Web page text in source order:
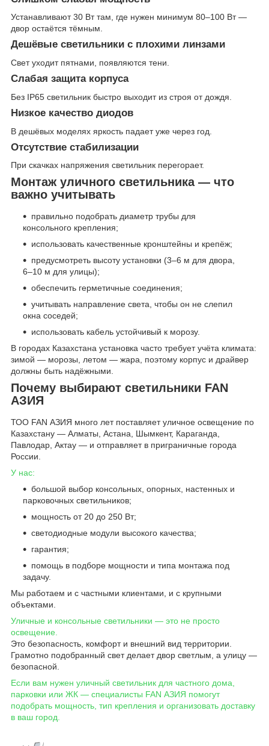
Устанавливают 30 Вт там, где нужен минимум 80–100 Вт —
двор остаётся тёмным.
Дешёвые светильники с плохими линзами
Свет уходит пятнами, появляются тени.
Слабая защита корпуса
Без IP65 светильник быстро выходит из строя от дождя.
Низкое качество диодов
В дешёвых моделях яркость падает уже через год.
Отсутствие стабилизации
При скачках напряжения светильник перегорает.
Монтаж уличного светильника — что
важно учитывать
правильно подобрать диаметр трубы для
консольного крепления;
использовать качественные кронштейны и крепёж;
предусмотреть высоту установки (3–6 м для двора,
6–10 м для улицы);
обеспечить герметичные соединения;
учитывать направление света, чтобы он не слепил
окна соседей;
использовать кабель устойчивый к морозу.
В городах Казахстана установка часто требует учёта климата:
зимой — морозы, летом — жара, поэтому корпус и драйвер
должны быть надёжными.
Почему выбирают светильники FAN
АЗИЯ
ТОО FAN АЗИЯ много лет поставляет уличное освещение по
Казахстану — Алматы, Астана, Шымкент, Караганда,
Павлодар, Актау — и отправляет в приграничные города
России.
У нас:
большой выбор консольных, опорных, настенных и
парковочных светильников;
мощность от 20 до 250 Вт;
светодиодные модули высокого качества;
гарантия;
помощь в подборе мощности и типа монтажа под
задачу.
Мы работаем и с частными клиентами, и с крупными
объектами.
Уличные и консольные светильники — это не просто
освещение.
Это безопасность, комфорт и внешний вид территории.
Грамотно подобранный свет делает двор светлым, а улицу —
безопасной.
Если вам нужен уличный светильник для частного дома,
парковки или ЖК — специалисты FAN АЗИЯ помогут
подобрать мощность, тип крепления и организовать доставку
в ваш город.